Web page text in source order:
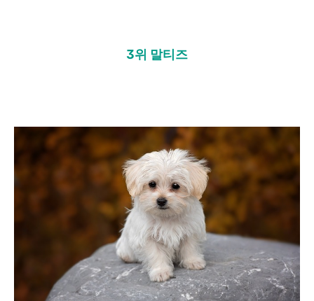
3위 말티즈